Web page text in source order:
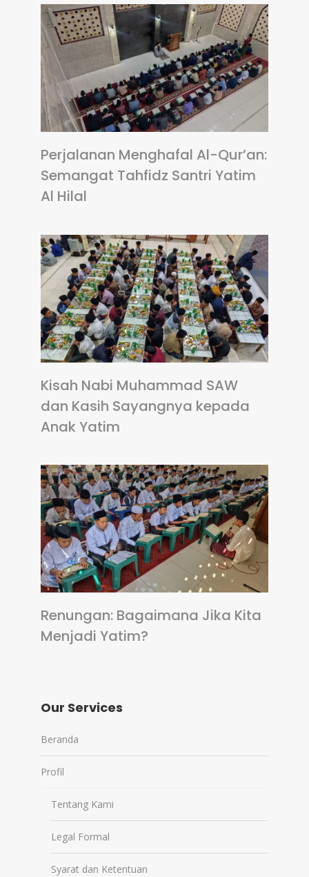
Perjalanan Menghafal Al-Qur’an:
Semangat Tahfidz Santri Yatim
Al Hilal
Kisah Nabi Muhammad SAW
dan Kasih Sayangnya kepada
Anak Yatim
Renungan: Bagaimana Jika Kita
Menjadi Yatim?
Our Services
Beranda
Profil
Tentang Kami
Legal Formal
Syarat dan Ketentuan